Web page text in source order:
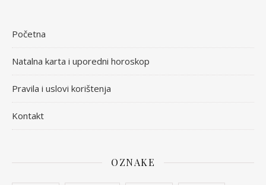
Početna
Natalna karta i uporedni horoskop
Pravila i uslovi korištenja
Kontakt
OZNAKE